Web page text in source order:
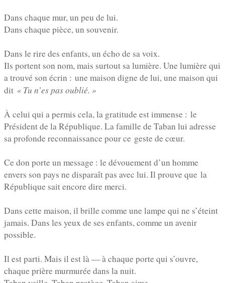
Dans chaque mur, un peu de lui.
Dans chaque pièce, un souvenir.
Dans le rire des enfants, un écho de sa voix.
Ils portent son nom, mais surtout sa lumière. Une lumière qui
a trouvé son écrin : une maison digne de lui, une maison qui
dit « Tu n’es pas oublié. »
À celui qui a permis cela, la gratitude est immense : le
Président de la République. La famille de Taban lui adresse
sa profonde reconnaissance pour ce geste de cœur.
Ce don porte un message : le dévouement d’un homme
envers son pays ne disparaît pas avec lui. Il prouve que la
République sait encore dire merci.
Dans cette maison, il brille comme une lampe qui ne s’éteint
jamais. Dans les yeux de ses enfants, comme un avenir
possible.
Il est parti. Mais il est là — à chaque porte qui s’ouvre,
chaque prière murmurée dans la nuit.